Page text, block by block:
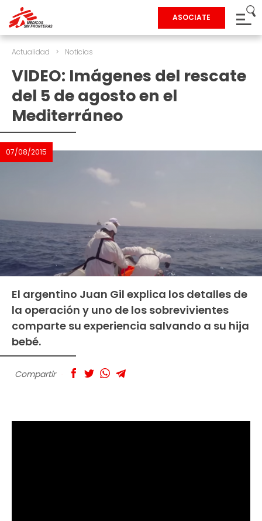
ASOCIATE
Actualidad > Noticias
VIDEO: Imágenes del rescate
del 5 de agosto en el
Mediterráneo
07/08/2015
El argentino Juan Gil explica los detalles de
la operación y uno de los sobrevivientes
comparte su experiencia salvando a su hija
bebé.
Compartir